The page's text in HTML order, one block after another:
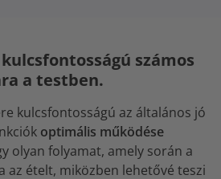
számos
a testben.
kulcsfontosságú az általános jó
optimális működése
olyan folyamat, amely során a
az ételt, miközben lehetővé teszi